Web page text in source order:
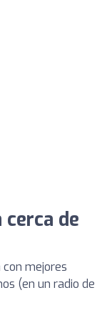
de
mejores
(en un radio de